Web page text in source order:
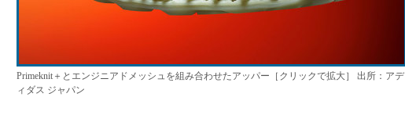
Primeknit＋とエンジニアドメッシュを組み合わせたアッパー［クリックで拡大］ 出所：アデ
ィダス ジャパン